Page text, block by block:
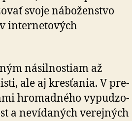
svoje nábo­žen­stvo
inter­ne­to­vých
násilnostiam až
ale aj kresťania. V pre­
hro­mad­ného vypu­dzo­
a ne­ví­da­ných verejných